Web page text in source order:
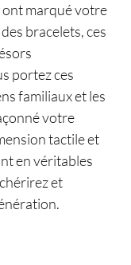
ont marqué votre
bracelets, ces
portez ces
familiaux et les
votre
tactile et
en véritables
et